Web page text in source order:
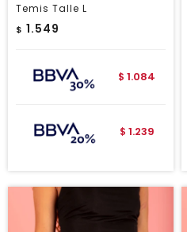
Temis Talle L
$ 1.549
$ 1.084
$ 1.239